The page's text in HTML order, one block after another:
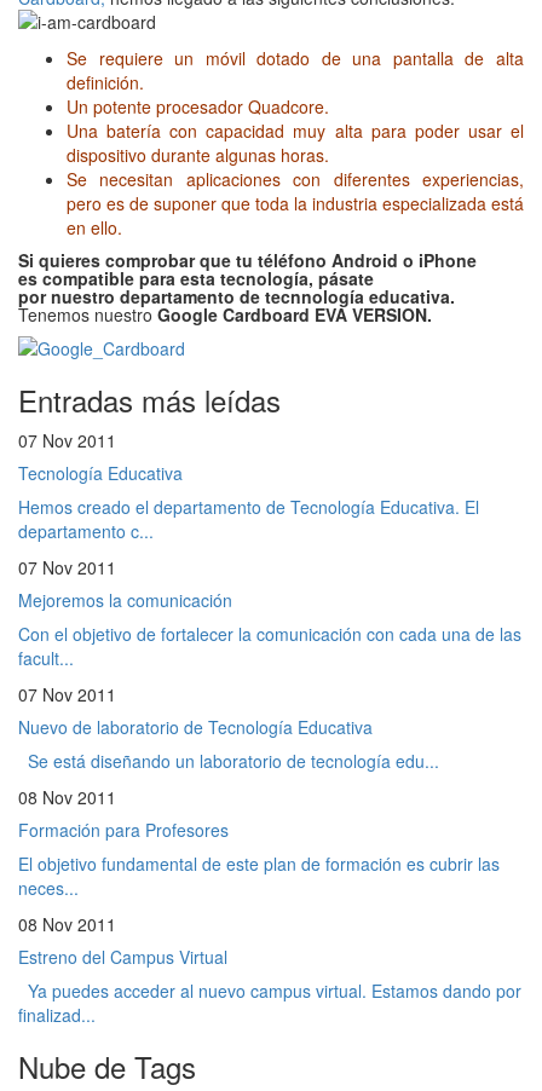
Se requiere un móvil dotado de una pantalla de alta
definición.
Un potente procesador Quadcore.
Una batería con capacidad muy alta para poder usar el
dispositivo durante algunas horas.
Se necesitan aplicaciones con diferentes experiencias,
pero es de suponer que toda la industria especializada está
en ello.
Si quieres comprobar que tu téléfono Android o iPhone
es compatible para esta tecnología, pásate
por nuestro departamento de tecnnología educativa.
Tenemos nuestro Google Cardboard EVA VERSION.
Entradas más leídas
07 Nov 2011
Tecnología Educativa
Hemos creado el departamento de Tecnología Educativa. El
departamento c...
07 Nov 2011
Mejoremos la comunicación
Con el objetivo de fortalecer la comunicación con cada una de las
facult...
07 Nov 2011
Nuevo de laboratorio de Tecnología Educativa
Se está diseñando un laboratorio de tecnología edu...
08 Nov 2011
Formación para Profesores
El objetivo fundamental de este plan de formación es cubrir las
neces...
08 Nov 2011
Estreno del Campus Virtual
Ya puedes acceder al nuevo campus virtual. Estamos dando por
finalizad...
Nube de Tags